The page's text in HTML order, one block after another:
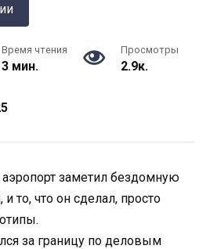
Время чтения
3 мин.
Просмотры
2.9к.
заметил бездомную
то, что он сделал, просто
за границу по деловым